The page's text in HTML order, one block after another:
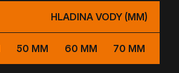
HLADINA VODY (MM)
50 MM 60 MM 70 MM